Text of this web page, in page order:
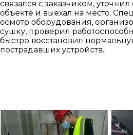
связался с заказчиком, уточнил
объекте и выехал на место.
осмотр оборудования,
сушку, проверил
быстро восстановил
пострадавших устройств.